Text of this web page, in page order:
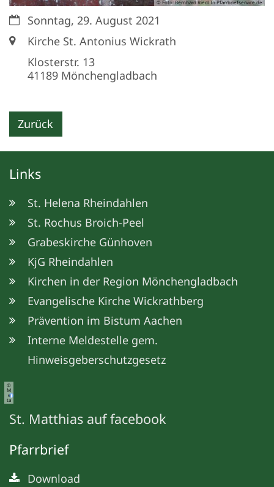
© Foto: Bernhard Riedl In Pfarrbriefservice.de
Datum:Sonntag, 29. August 2021
Ort:Kirche St. Antonius Wickrath
Klosterstr. 13
41189 Mönchengladbach
Zurück
Links
St. Helena Rheindahlen
St. Rochus Broich-Peel
Grabeskirche Günhoven
KjG Rheindahlen
Kirchen in der Region Mönchengladbach
Evangelische Kirche Wickrathberg
Prävention im Bistum Aachen
Interne Meldestelle gem.
Hinweisgeberschutzgesetz
©
M
e
ta
St. Matthias auf facebook
Pfarrbrief
Download